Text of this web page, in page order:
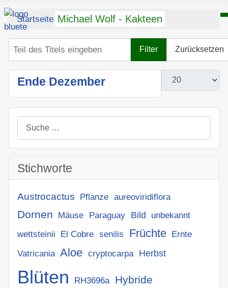
Michael Wolf - Kakteen
Startseite margaretae
Filter Zurücksetzen
Anzeige #
Ende Dezember
Suchen
Stichworte
Austrocactus Pflanze aureoviridiflora
Dornen Mäuse Paraguay Bild
unbekannt
wettsteinii
El Cobre senilis Früchte
Ernte
Vatricania Aloe cryptocarpa Herbst
Blüten RH3696a Hybride